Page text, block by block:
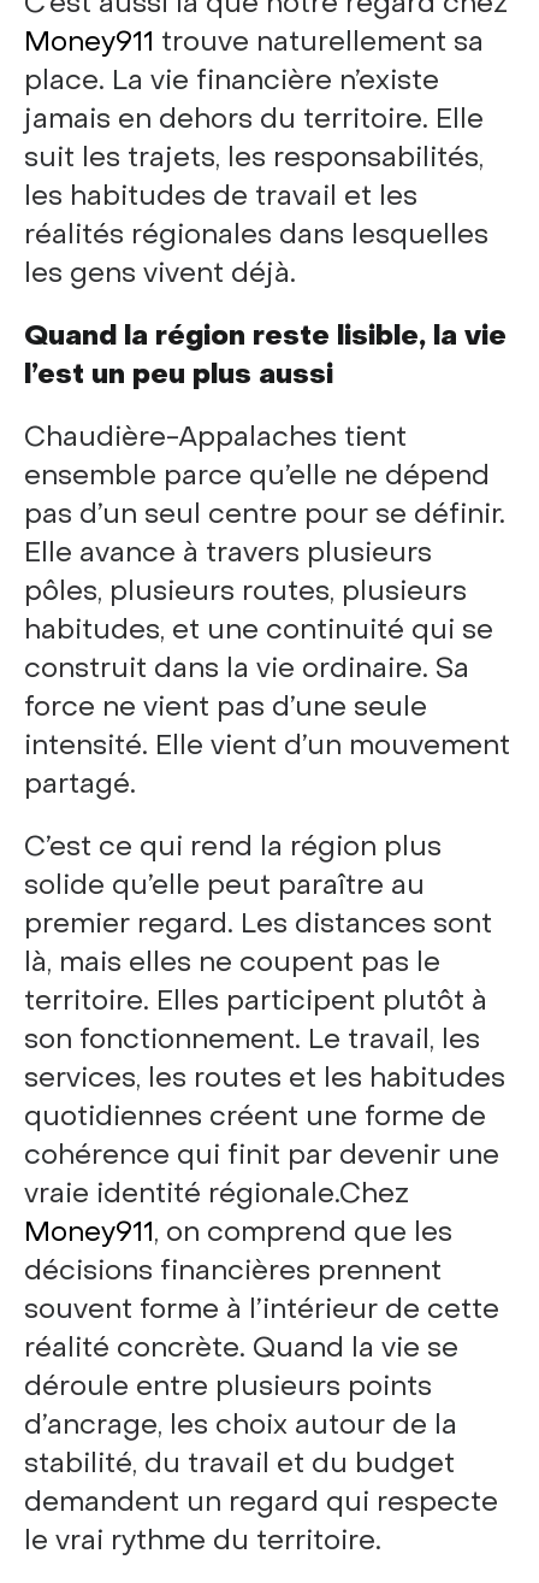
Money911 trouve naturellement sa
place. La vie financière n’existe
jamais en dehors du territoire. Elle
suit les trajets, les responsabilités,
les habitudes de travail et les
réalités régionales dans lesquelles
les gens vivent déjà.
Quand la région reste lisible, la vie
l’est un peu plus aussi
Chaudière-Appalaches tient
ensemble parce qu’elle ne dépend
pas d’un seul centre pour se définir.
Elle avance à travers plusieurs
pôles, plusieurs routes, plusieurs
habitudes, et une continuité qui se
construit dans la vie ordinaire. Sa
force ne vient pas d’une seule
intensité. Elle vient d’un mouvement
partagé.
C’est ce qui rend la région plus
solide qu’elle peut paraître au
premier regard. Les distances sont
là, mais elles ne coupent pas le
territoire. Elles participent plutôt à
son fonctionnement. Le travail, les
services, les routes et les habitudes
quotidiennes créent une forme de
cohérence qui finit par devenir une
vraie identité régionale.Chez
Money911, on comprend que les
décisions financières prennent
souvent forme à l’intérieur de cette
réalité concrète. Quand la vie se
déroule entre plusieurs points
d’ancrage, les choix autour de la
stabilité, du travail et du budget
demandent un regard qui respecte
le vrai rythme du territoire.